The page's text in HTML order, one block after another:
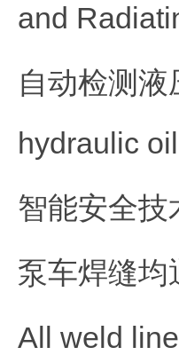
and
自动检测
hydraulic
智能安全技
泵车焊缝均
All weld